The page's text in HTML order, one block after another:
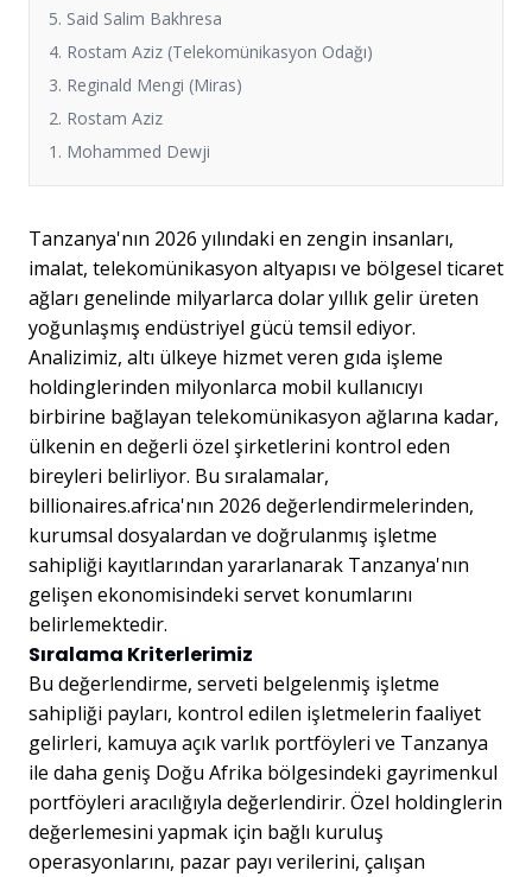
5. Said Salim Bakhresa
4. Rostam Aziz (Telekomünikasyon Odağı)
3. Reginald Mengi (Miras)
2. Rostam Aziz
1. Mohammed Dewji
Tanzanya'nın 2026 yılındaki en zengin insanları,
imalat, telekomünikasyon altyapısı ve bölgesel ticaret
ağları genelinde milyarlarca dolar yıllık gelir üreten
yoğunlaşmış endüstriyel gücü temsil ediyor.
Analizimiz, altı ülkeye hizmet veren gıda işleme
holdinglerinden milyonlarca mobil kullanıcıyı
birbirine bağlayan telekomünikasyon ağlarına kadar,
ülkenin en değerli özel şirketlerini kontrol eden
bireyleri belirliyor. Bu sıralamalar,
billionaires.africa'nın 2026 değerlendirmelerinden,
kurumsal dosyalardan ve doğrulanmış işletme
sahipliği kayıtlarından yararlanarak Tanzanya'nın
gelişen ekonomisindeki servet konumlarını
belirlemektedir.
Sıralama Kriterlerimiz
Bu değerlendirme, serveti belgelenmiş işletme
sahipliği payları, kontrol edilen işletmelerin faaliyet
gelirleri, kamuya açık varlık portföyleri ve Tanzanya
ile daha geniş Doğu Afrika bölgesindeki gayrimenkul
portföyleri aracılığıyla değerlendirir. Özel holdinglerin
değerlemesini yapmak için bağlı kuruluş
operasyonlarını, pazar payı verilerini, çalışan